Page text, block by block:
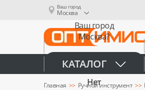
Ваш город
Москва
Ваш город
Москва?
Да
Нет
КАТАЛОГ
Главная Ручной инструмент